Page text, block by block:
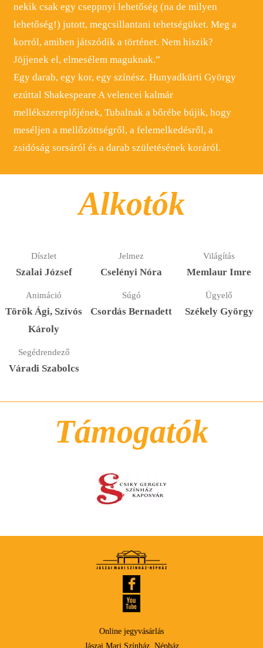
nekik csak egy cseppnyi lehetőség (na de milyen
lehetőség!) jutott, megcsillantani tehetségüket. Meg a
korról, amiben játszódik a történet. Nem hiszik?
Jöjjenek el, elmesélem maguknak.”
Egy darab, egy kor, egy színész. Hunyadkürti György
ezúttal Shakespeare A velencei kalmár
mellékszereplőjének, Tubalnak a bőrébe bújik, hogy
meséljen a mellőzöttségről, a felemelkedésről, a
zsidóság sorsáról és a darab születésének koráról.
Alkotók
Díszlet
Szalai József
Jelmez
Cselényi Nóra
Világítás
Memlaur Imre
Animáció
Török Ági, Szívós
Károly
Súgó
Csordás Bernadett
Ügyelő
Székely György
Segédrendező
Váradi Szabolcs
Támogatók
Online jegyvásárlás
Jászai Mari Színház, Népház